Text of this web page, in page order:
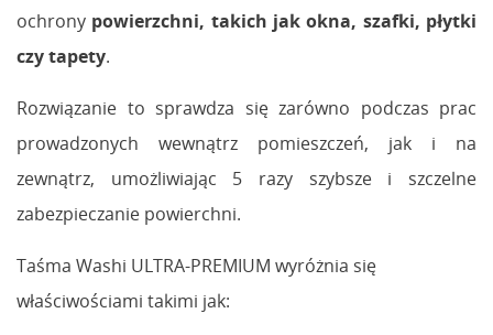
ochrony powierzchni, takich jak okna, szafki, płytki
czy tapety.
Rozwiązanie to sprawdza się zarówno podczas prac
prowadzonych wewnątrz pomieszczeń, jak i na
zewnątrz, umożliwiając 5 razy szybsze i szczelne
zabezpieczanie powierchni.
Taśma Washi ULTRA-PREMIUM wyróżnia się
właściwościami takimi jak: